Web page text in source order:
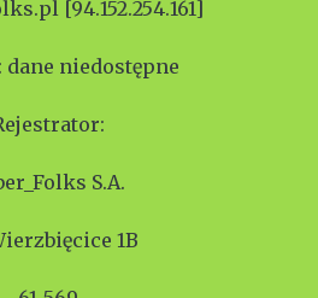
[94.152.254.161]
dane niedostępne
S.A.
1B